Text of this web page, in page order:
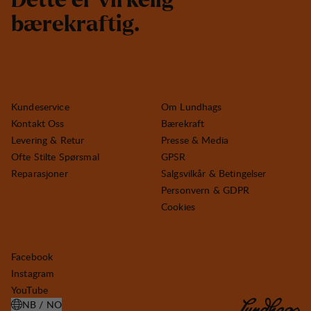
bærekraftig.
Kundeservice
Kontakt Oss
Levering & Retur
Ofte Stilte Spørsmal
Reparasjoner
Om Lundhags
Bærekraft
Presse & Media
GPSR
Salgsvilkår & Betingelser
Personvern & GDPR
Cookies
Facebook
Instagram
YouTube
NB / NO